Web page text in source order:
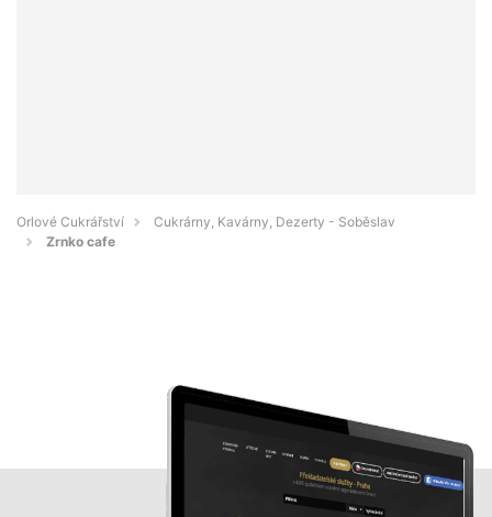
Orlové Cukrářství
Cukrárny, Kavárny, Dezerty - Soběslav
Zrnko cafe